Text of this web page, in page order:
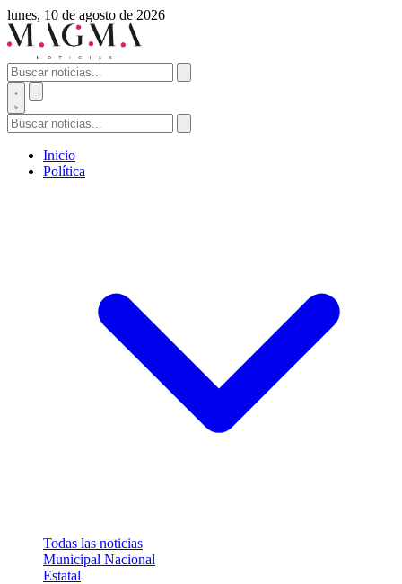
lunes, 10 de agosto de 2026
Inicio
Política
Todas las noticias
Municipal Nacional
Estatal